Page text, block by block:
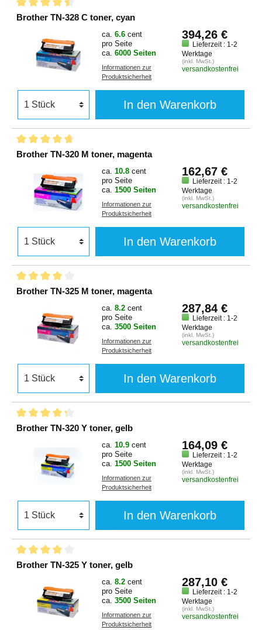
Brother TN-328 C toner, cyan
ca. 6.6 cent
pro Seite
ca. 6000 Seiten
Informationen zur
Produktsicherheit
394,26 €
Lieferzeit : 1-2
Werktage
(inkl. MwSt.)
versandkostenfrei
In den Warenkorb
Brother TN-320 M toner, magenta
ca. 10.8 cent
pro Seite
ca. 1500 Seiten
Informationen zur
Produktsicherheit
162,67 €
Lieferzeit : 1-2
Werktage
(inkl. MwSt.)
versandkostenfrei
In den Warenkorb
Brother TN-325 M toner, magenta
ca. 8.2 cent
pro Seite
ca. 3500 Seiten
Informationen zur
Produktsicherheit
287,84 €
Lieferzeit : 1-2
Werktage
(inkl. MwSt.)
versandkostenfrei
In den Warenkorb
Brother TN-320 Y toner, gelb
ca. 10.9 cent
pro Seite
ca. 1500 Seiten
Informationen zur
Produktsicherheit
164,09 €
Lieferzeit : 1-2
Werktage
(inkl. MwSt.)
versandkostenfrei
In den Warenkorb
Brother TN-325 Y toner, gelb
ca. 8.2 cent
pro Seite
ca. 3500 Seiten
Informationen zur
Produktsicherheit
287,10 €
Lieferzeit : 1-2
Werktage
(inkl. MwSt.)
versandkostenfrei